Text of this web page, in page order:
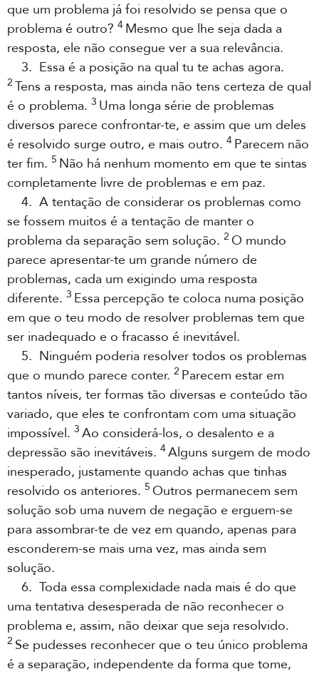
que um problema já foi resolvido se pensa que o
problema é outro? 4 Mesmo que lhe seja dada a
resposta, ele não consegue ver a sua relevância.
3. Essa é a posição na qual tu te achas agora.
2 Tens a resposta, mas ainda não tens certeza de qual
é o problema. 3 Uma longa série de problemas
diversos parece confrontar-te, e assim que um deles
é resolvido surge outro, e mais outro. 4 Parecem não
ter fim. 5 Não há nenhum momento em que te sintas
completamente livre de problemas e em paz.
4. A tentação de considerar os problemas como
se fossem muitos é a tentação de manter o
problema da separação sem solução. 2 O mundo
parece apresentar-te um grande número de
problemas, cada um exigindo uma resposta
diferente. 3 Essa percepção te coloca numa posição
em que o teu modo de resolver problemas tem que
ser inadequado e o fracasso é inevitável.
5. Ninguém poderia resolver todos os problemas
que o mundo parece conter. 2 Parecem estar em
tantos níveis, ter formas tão diversas e conteúdo tão
variado, que eles te confrontam com uma situação
impossível. 3 Ao considerá-los, o desalento e a
depressão são inevitáveis. 4Alguns surgem de modo
inesperado, justamente quando achas que tinhas
resolvido os anteriores. 5 Outros permanecem sem
solução sob uma nuvem de negação e erguem-se
para assombrar-te de vez em quando, apenas para
esconderem-se mais uma vez, mas ainda sem
solução.
6. Toda essa complexidade nada mais é do que
uma tentativa desesperada de não reconhecer o
problema e, assim, não deixar que seja resolvido.
2 Se pudesses reconhecer que o teu único problema
é a separação, independente da forma que tome,